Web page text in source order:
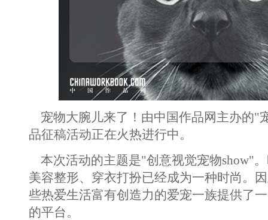
宠物大腕儿来了！由中国作品网主办的"
品征稿活动正在火热进行中。
本次活动的主题是"创意视觉宠物show"
美容整形、穿衣打扮已经成为一种时尚。
些热爱生活富有创造力的爱宠一族提供了
的平台。